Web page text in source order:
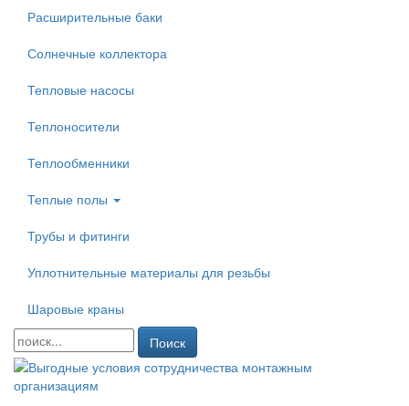
Расширительные баки
Солнечные коллектора
Тепловые насосы
Теплоносители
Теплообменники
Теплые полы
Трубы и фитинги
Уплотнительные материалы для резьбы
Шаровые краны
Поиск